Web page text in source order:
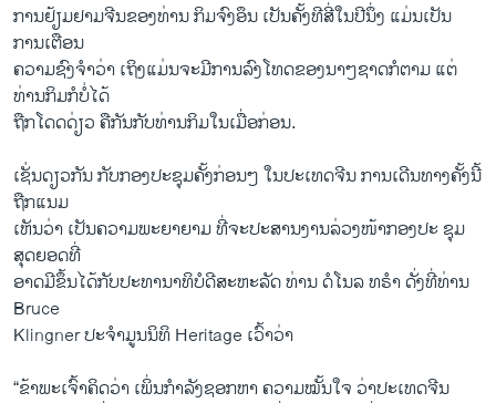
ການຢ້ຽມຢາມຈີນຂອງທ່ານ ກິມຈົງອຶນ ເປັນຄັ້ງທີສີ່ໃນປີນຶ່ງ ແມ່ນເປັນ
ການເຕືອນ
ຄວາມຊົງຈຳວ່າ ເຖິງແມ່ນຈະມີການລົງໂທດຂອງນາໆຊາດກໍຕາມ ແຕ່
ທ່ານກິມກໍບໍ່ໄດ້
ຖືກໂດດດ່ຽວ ຄືກັນກັບທ່ານກິມໃນເມື່ອກ່ອນ.
ເຊັ່ນດຽວກັນ ກັບກອງປະຊຸມຄັ້ງກ່ອນໆ ໃນປະເທດຈີນ ການເດີນທາງຄັ້ງນີ້
ຖືກແນມ
ເຫັນວ່າ ເປັນຄວາມພະຍາຍາມ ທີ່ຈະປະສານງານລ່ວງໜ້າກອງປະ ຊຸມ
ສຸດຍອດທີ່
ອາດມີຂຶ້ນໄດ້ກັບປະທານາທິບໍດີສະຫະລັດ ທ່ານ ດໍໂນລ ທຣຳ ດັ່ງທີ່ທ່ານ
Bruce
Klingner ປະຈຳມູນນິທິ Heritage ເວົ້າວ່າ
“ຂ້າພະເຈົ້າຄິດວ່າ ເພິ່ນກຳລັງຊອກຫາ ຄວາມໝັ້ນໃຈ ວ່າປະເທດຈີນ